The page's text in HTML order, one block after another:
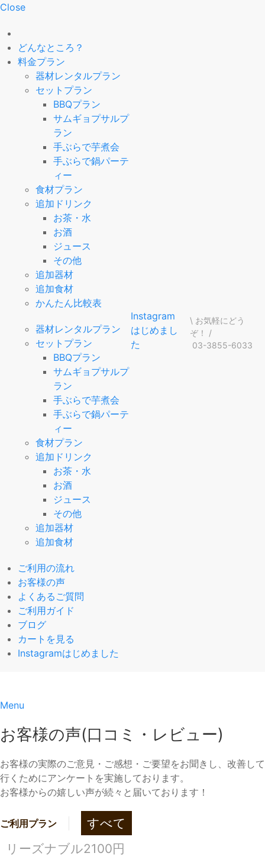
Close
どんなところ？
料金プラン
器材レンタルプラン
セットプラン
BBQプラン
サムギョプサルプ
ラン
手ぶらで芋煮会
手ぶらで鍋パーテ
ィー
食材プラン
追加ドリンク
お茶・水
お酒
ジュース
その他
追加器材
追加食材
かんたん比較表
器材レンタルプラン
セットプラン
BBQプラン
サムギョプサルプ
ラン
手ぶらで芋煮会
手ぶらで鍋パーテ
ィー
食材プラン
追加ドリンク
お茶・水
お酒
ジュース
その他
追加器材
追加食材
ご利用の流れ
お客様の声
よくあるご質問
ご利用ガイド
ブログ
カートを見る
Instagramはじめました
Instagram
はじめまし
た
\ お気軽にどう
ぞ！ /
03-3855-6033
Menu
お客様の声(口コミ・レビュー)
お客様の実際のご意見・ご感想・ご要望をお聞きし、改善して
行くためにアンケートを実施しております。
お客様からの嬉しい声が続々と届いております！
ご利用プラン
すべて
リーズナブル2100円